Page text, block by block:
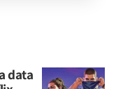
data